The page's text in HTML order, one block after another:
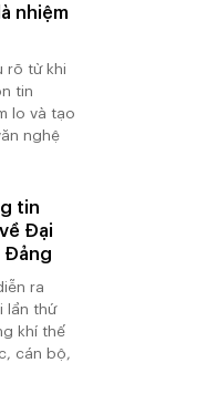
nhiệm
rõ từ khi
tin
lo và tạo
nghệ
tin
Đại
Đảng
ra
lần thứ
khí thế
cán bộ,